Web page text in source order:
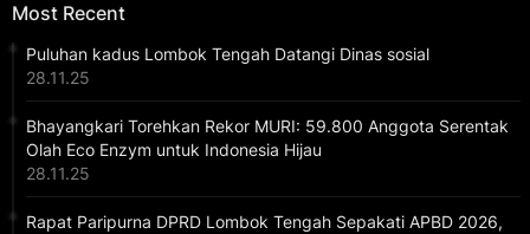
Most Recent
Puluhan kadus Lombok Tengah Datangi Dinas sosial
28.11.25
Bhayangkari Torehkan Rekor MURI: 59.800 Anggota Serentak
Olah Eco Enzym untuk Indonesia Hijau
28.11.25
Rapat Paripurna DPRD Lombok Tengah Sepakati APBD 2026,